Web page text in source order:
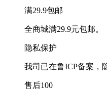
满29.9包邮
全商城满29.9元包邮。
隐私保护
我司已在鲁ICP备案，
售后100